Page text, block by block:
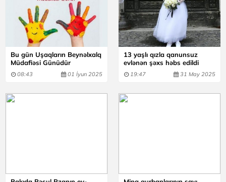
Bu gün Uşaqların Beynəlxalq
Müdafiəsi Günüdür
08:43 01 İyun 2025
13 yaşlı qızla qanunsuz
evlənən şəxs həbs edildi
19:47 31 May 2025